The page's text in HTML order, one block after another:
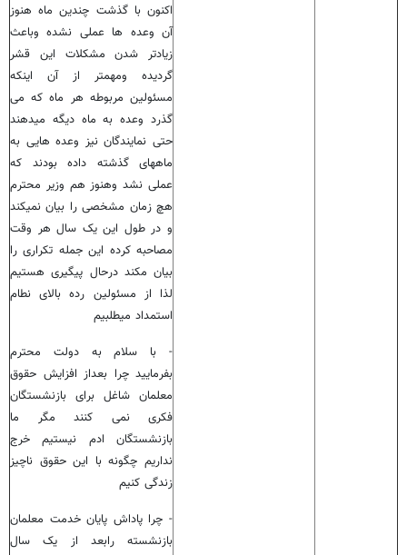
اکنون با گذشت چندین ماه هنوز
آن وعده ها عملی نشده وباعث
زیادتر شدن مشکلات این قشر
گردیده ومهمتر از آن اینکه
مسئولین مربوطه هر ماه که می
گذرد وعده به ماه دیگه میدهند
حتی نمایندگان نیز وعده هایی به
ماههای گذشته داده بودند که
عملی نشد وهنوز هم وزیر محترم
هچ زمان مشخصی را بیان نمیکند
و در طول این یک سال هر وقت
مصاحبه کرده این جمله تکراری را
بیان مکند درحال پیگیری هستیم
لذا از مسئولین رده بالای نطام
استمداد میطلبیم
- با سلام به دولت محترم
بفرمایید چرا بعداز افزایش حقوق
معلمان شاغل برای بازنشستگان
فکری نمی کنند مگر ما
بازنشستگان ادم نیستیم خرج
نداریم چگونه با این حقوق ناچیز
زندگی کنیم
- چرا پاداش پایان خدمت معلمان
بازنشسته رابعد از یک سال